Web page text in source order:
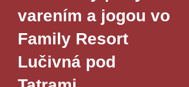
varením a jogou vo
Family Resort
Lučivná pod